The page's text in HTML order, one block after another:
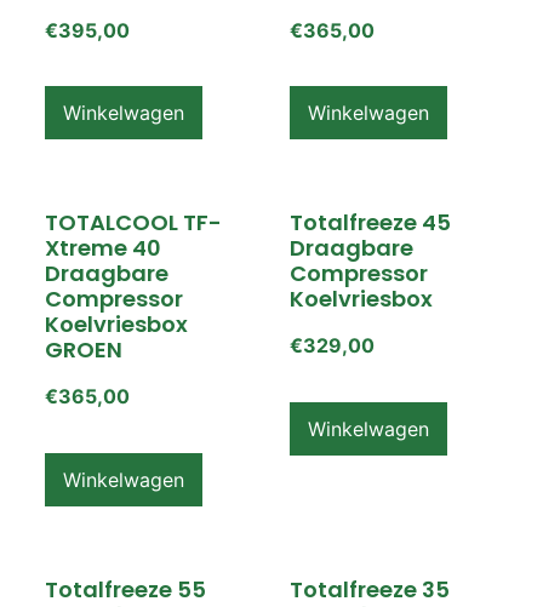
€395,00
Winkelwagen
€365,00
Winkelwagen
TOTALCOOL TF-
Xtreme 40
Draagbare
Compressor
Koelvriesbox
GROEN
€365,00
Winkelwagen
Totalfreeze 45
Draagbare
Compressor
Koelvriesbox
€329,00
Winkelwagen
Totalfreeze 55
Totalfreeze 35